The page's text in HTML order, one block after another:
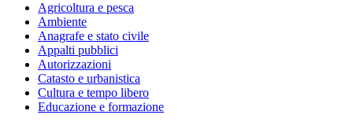
Agricoltura e pesca
Ambiente
Anagrafe e stato civile
Appalti pubblici
Autorizzazioni
Catasto e urbanistica
Cultura e tempo libero
Educazione e formazione